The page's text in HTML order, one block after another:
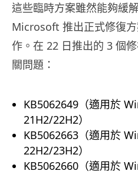
這些臨時方案雖然能夠緩
Microsoft 推出正式修復
作。在 22 日推出的 3 個
關問題：
KB5062649（適用於
21H2/22H2）
KB5062663（適用於
22H2/23H2）
KB5062660（適用於